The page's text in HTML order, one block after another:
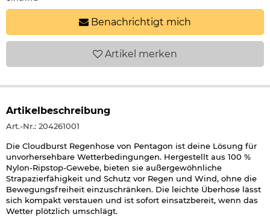
Benachrichtigt mich
Artikel merken
Artikelbeschreibung
Art.-Nr.: 204261001
Die Cloudburst Regenhose von Pentagon ist deine Lösung für
unvorhersehbare Wetterbedingungen. Hergestellt aus 100 %
Nylon-Ripstop-Gewebe, bieten sie außergewöhnliche
Strapazierfähigkeit und Schutz vor Regen und Wind, ohne die
Bewegungsfreiheit einzuschränken. Die leichte Überhose lässt
sich kompakt verstauen und ist sofort einsatzbereit, wenn das
Wetter plötzlich umschlägt.